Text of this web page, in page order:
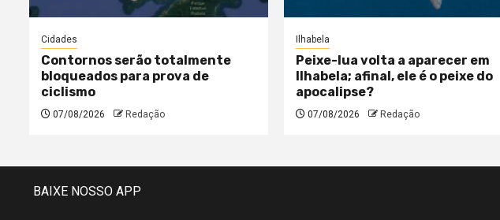
Cidades
Contornos serão totalmente
bloqueados para prova de
ciclismo
07/08/2026 Redação
Ilhabela
Peixe-lua volta a aparecer em
Ilhabela; afinal, ele é o peixe do
apocalipse?
07/08/2026 Redação
BAIXE NOSSO APP